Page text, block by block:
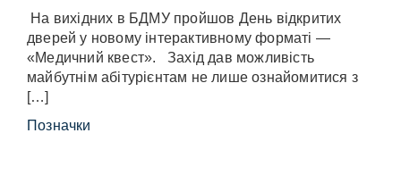
На вихідних в БДМУ пройшов День відкритих
дверей у новому інтерактивному форматі —
«Медичний квест». Захід дав можливість
майбутнім абітурієнтам не лише ознайомитися з
[…]
Позначки